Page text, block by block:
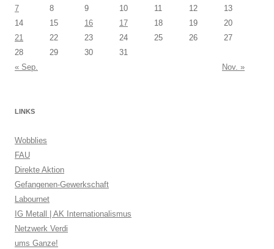
7
8 9 10 11 12
13
14
15 16 17 18 19
20
21
22 23 24 25 26
27
28
29 30
31
« Sep.
Nov. »
LINKS
Wobblies
FAU
Direkte Aktion
Gefangenen-Gewerkschaft
Labournet
IG Metall | AK Internationalismus
Netzwerk Verdi
ums Ganze!